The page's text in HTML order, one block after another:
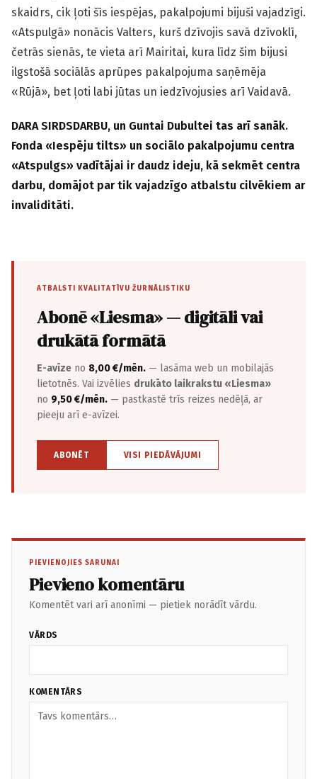
skaidrs, cik ļoti šīs iespējas, pakalpojumi bijuši vajadzīgi.
«Atspulgā» nonācis Valters, kurš dzīvojis savā dzīvoklī,
četrās sienās, te vieta arī Mairitai, kura līdz šim bijusi
ilgstošā sociālās aprūpes pakalpojuma saņēmēja
«Rūjā», bet ļoti labi jūtas un iedzīvojusies arī Vaidavā.
DARA SIRDSDARBU, un Guntai Dubultei tas arī sanāk.
Fonda «Iespēju tilts» un sociālo pakalpojumu centra
«Atspulgs» vadītājai ir daudz ideju, kā sekmēt centra
darbu, domājot par tik vajadzīgo atbalstu cilvēkiem ar
invaliditāti.
ATBALSTI KVALITATĪVU ŽURNĀLISTIKU
Abonē «Liesma» — digitāli vai
drukātā formātā
E-avīze no 8,00 €/mēn. — lasāma web un mobilajās
lietotnēs. Vai izvēlies drukāto laikrakstu «Liesma»
no 9,50 €/mēn. — pastkastē trīs reizes nedēļā, ar
pieeju arī e-avīzei.
ABONĒT VISI PIEDĀVĀJUMI
PIEVIENOJIES SARUNAI
Pievieno komentāru
Komentēt vari arī anonīmi — pietiek norādīt vārdu.
VĀRDS
KOMENTĀRS